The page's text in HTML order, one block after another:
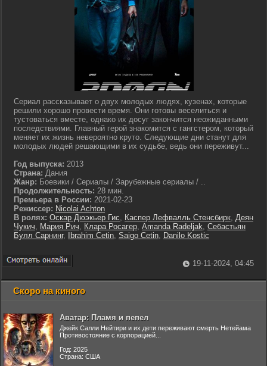
Сериал рассказывает о двух молодых людях, кузенах, которые
решили хорошо провести время. Они готовы веселиться и
тустоваться вместе, однако их досуг закончится неожиданными
последствиями. Главный герой знакомится с гангстером, который
меняет их жизнь невероятно круто. Следующие дни станут для
молодых людей решающими в их судьбе, ведь они переживут...
Год выпуска: 2013
Страна: Дания
Жанр: Боевики / Сериалы / Зарубежные сериалы / ..
Продолжительность: 28 мин.
Премьера в России: 2021-02-23
Режиссер: Nicolai Achton
В ролях: Оскар Дюэкьер Гис, Каспер Лефвалль Стенсбирк, Деян
Чукич, Мария Рич, Клара Росагер, Amanda Radeljak, Себастьян
Булл Сарнинг, Ibrahim Cetin, Saigo Cetin, Danilo Kostic
19-11-2024, 04:45
Скоро на киного
Аватар: Пламя и пепел
Джейк Салли Нейтири и их дети переживают смерть Нетейама
Противостояние с корпорацией...
Год: 2025
Страна: США